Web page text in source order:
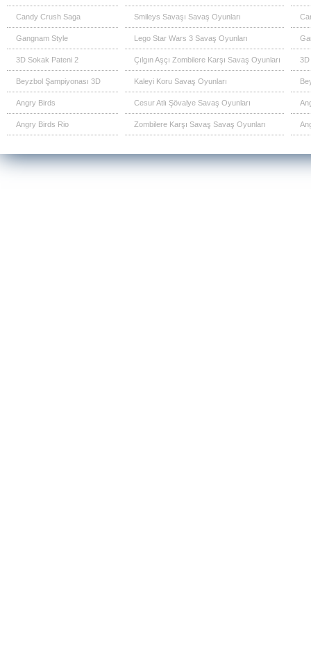
Candy Crush Saga
Gangnam Style
3D Sokak Pateni 2
Beyzbol Şampiyonası 3D
Angry Birds
Angry Birds Rio
Smileys Savaşı Savaş Oyunları
Lego Star Wars 3 Savaş Oyunları
Çılgın Aşçı Zombilere Karşı Savaş Oyunları
Kaleyi Koru Savaş Oyunları
Cesur Atlı Şövalye Savaş Oyunları
Zombilere Karşı Savaş Savaş Oyunları
3D